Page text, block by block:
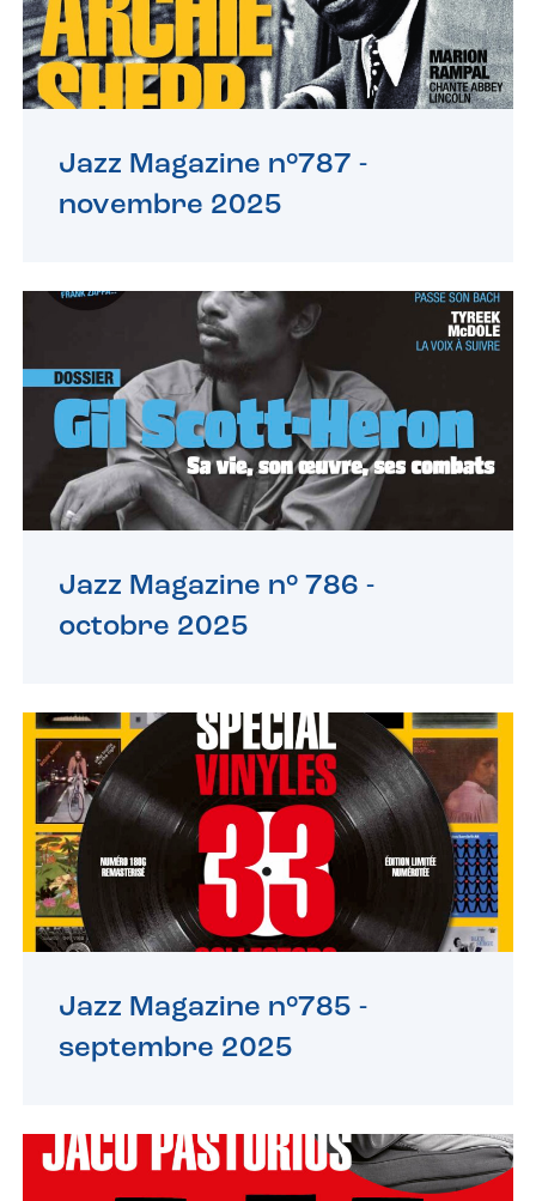
Jazz Magazine n°787 -
novembre 2025
Jazz Magazine n° 786 -
octobre 2025
Jazz Magazine n°785 -
septembre 2025